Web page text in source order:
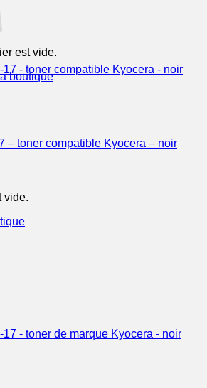
est vide.
boutique
vide.
– toner compatible Kyocera – noir